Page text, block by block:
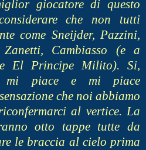
giocatore di questo
che non tutti
come Sneijder, Pazzini,
Cambiasso (e a
El Principe Milito). Si,
mi piace e mi piace
che noi abbiamo
al vertice. La
otto tappe tutte da
le braccia al cielo prima